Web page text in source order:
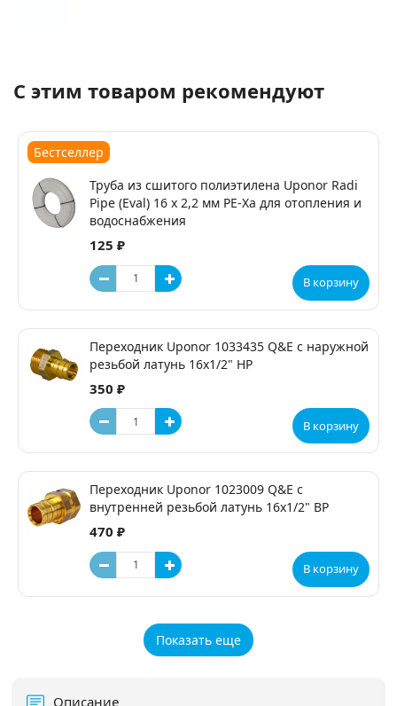
С этим товаром рекомендуют
Бестселлер
Труба из сшитого полиэтилена Uponor Radi
Pipe (Eval) 16 x 2,2 мм PE-Xa для отопления и
водоснабжения
125 ₽
В корзину
Переходник Uponor 1033435 Q&E с наружной
резьбой латунь 16x1/2" НР
350 ₽
В корзину
Переходник Uponor 1023009 Q&E с
внутренней резьбой латунь 16x1/2" ВР
470 ₽
В корзину
Показать еще
Описание